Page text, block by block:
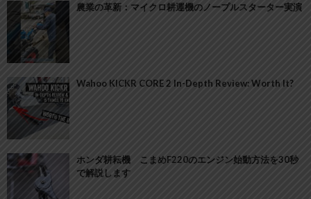
農業の革新：マイクロ耕運機のノープルスターター実演
Wahoo KICKR CORE 2 In-Depth Review: Worth It?
ホンダ耕耘機 こまめF220のエンジン始動方法を30秒
で解説します